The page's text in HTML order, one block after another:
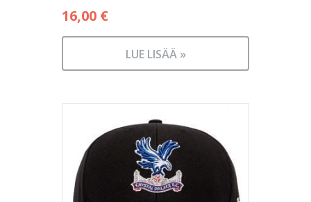
16,00 €
LUE LISÄÄ »